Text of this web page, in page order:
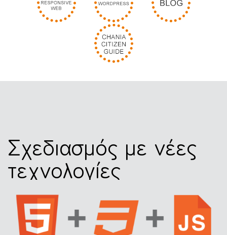
Σχεδιασμός με νέες
τεχνολογίες